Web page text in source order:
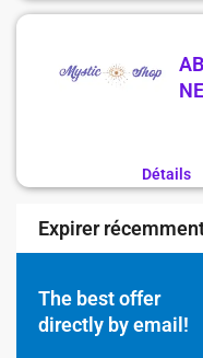
Détails
Expirer
The best offer
directly by email!